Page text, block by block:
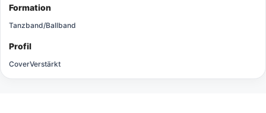
Formation
Tanzband/Ballband
Profil
CoverVerstärkt